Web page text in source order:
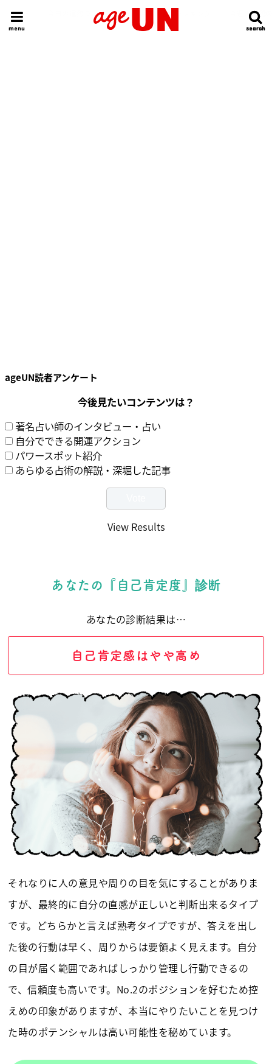
search
search
menu
HOME 今日の運勢ランキング 明日の運勢ランキング 今週の運勢
ageUN読者アンケート
今後見たいコンテンツは？
著名占い師のインタビュー・占い
自分でできる開運アクション
パワースポット紹介
あらゆる占術の解説・深堀した記事
View Results
あなたの『自己肯定度』診断
あなたの診断結果は…
自己肯定感はやや高め
それなりに人の意見や周りの目を気にすることがありま
すが、最終的に自分の直感が正しいと判断出来るタイプ
です。どちらかと言えば熟考タイプですが、答えを出し
た後の行動は早く、周りからは要領よく見えます。自分
の目が届く範囲であればしっかり管理し行動できるの
で、信頼度も高いです。No.2のポジションを好むため控
えめの印象がありますが、本当にやりたいことを見つけ
た時のポテンシャルは高い可能性を秘めています。